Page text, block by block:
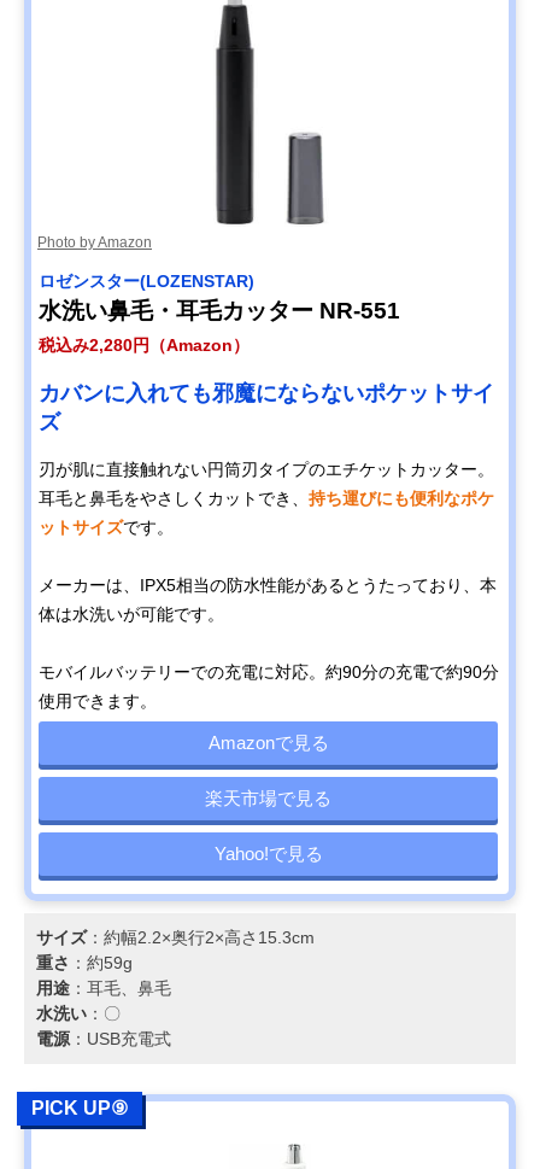
Photo by Amazon
ロゼンスター(LOZENSTAR)
水洗い鼻毛・耳毛カッター NR-551
税込み2,280円（Amazon）
カバンに入れても邪魔にならないポケットサイ
ズ
刃が肌に直接触れない円筒刃タイプのエチケットカッター。
耳毛と鼻毛をやさしくカットでき、 持ち運びにも便利なポケ
ットサイズです。
メーカーは、IPX5相当の防水性能があるとうたっており、本
体は水洗いが可能です。
モバイルバッテリーでの充電に対応。約90分の充電で約90分
使用できます。
Amazonで見る
楽天市場で見る
Yahoo!で見る
サイズ：約幅2.2×奥行2×高さ15.3cm
重さ ：約59g
用途 ：耳毛、鼻毛
水洗い ：〇
電源 ：USB充電式
PICK UP⑨